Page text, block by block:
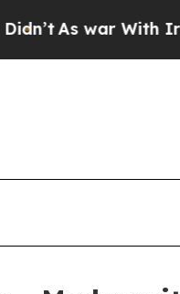
As war With Iran